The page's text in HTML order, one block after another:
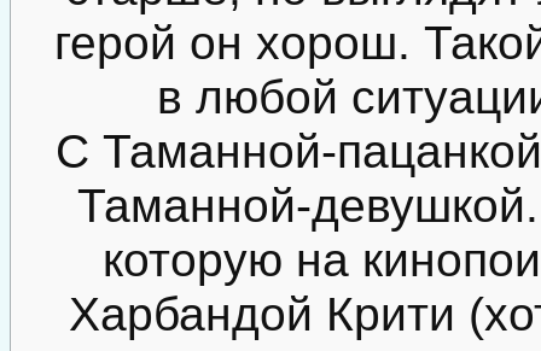
герой он хорош.
в любой
С Таманной-
Таманной-
которую на
Харбандой Крити